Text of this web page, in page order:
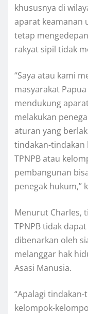
khususnya di
aparat keamanan
tetap
rakyat sipil tidak
“Saya atau kami
masyarakat
mendukung
melakukan
aturan yang
tindakan-tindakan
TPNPB atau
pembangunan
penegak hukum,”
Menurut Charles,
TPNPB tidak
dibenarkan oleh
melanggar hak
Asasi Manusia.
“Apalagi
kelompok-